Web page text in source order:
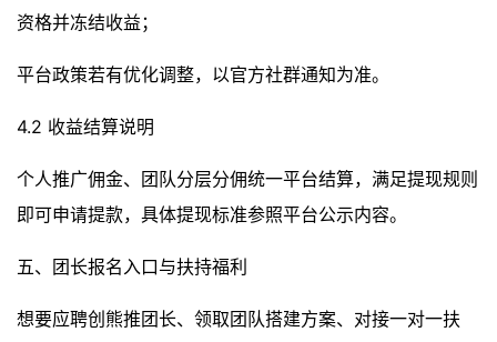
资格并冻结收益；
平台政策若有优化调整，以官方社群通知为准。
4.2 收益结算说明
个人推广佣金、团队分层分佣统一平台结算，满足提现规则
即可申请提款，具体提现标准参照平台公示内容。
五、团长报名入口与扶持福利
想要应聘创熊推团长、领取团队搭建方案、对接一对一扶